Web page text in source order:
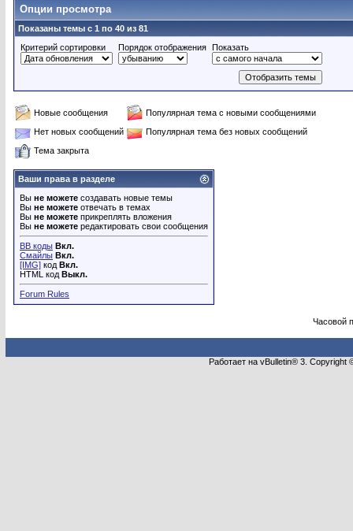
Опции просмотра
Показаны темы с 1 по 40 из 81
Критерий сортировки
Порядок отображения Показать
Новые сообщения
Популярная тема с новыми сообщениями
Нет новых сообщений
Популярная тема без новых сообщений
Тема закрыта
Ваши права в разделе
Вы не можете создавать новые темы
Вы не можете отвечать в темах
Вы не можете прикреплять вложения
Вы не можете редактировать свои сообщения
BB коды Вкл.
Смайлы Вкл.
[IMG] код Вкл.
HTML код Выкл.
Forum Rules
Часовой
Работает на vBulletin® 3.